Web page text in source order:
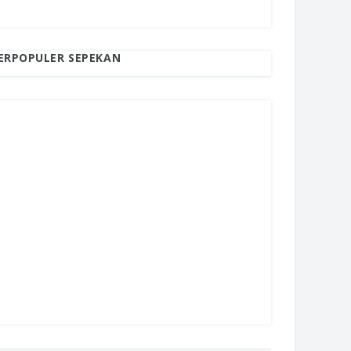
SEPEKAN